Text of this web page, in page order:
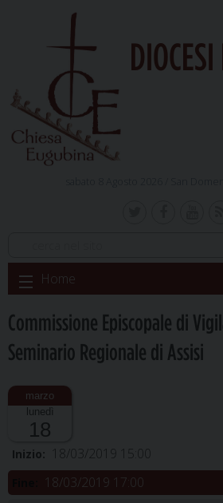
Skip
to
Home
Commissione Episcopale di
Seminario Regionale di Assisi
lunedì
18
Inizio: 18/03/2019 15:00
18/03/2019 17:00